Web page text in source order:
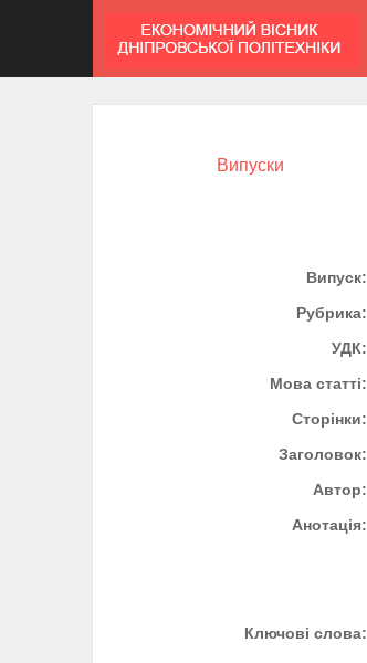
Випуски
Випуск:
Рубрика:
УДК:
Мова статті:
Сторінки:
Заголовок:
Автор:
Анотація:
Ключові слова: